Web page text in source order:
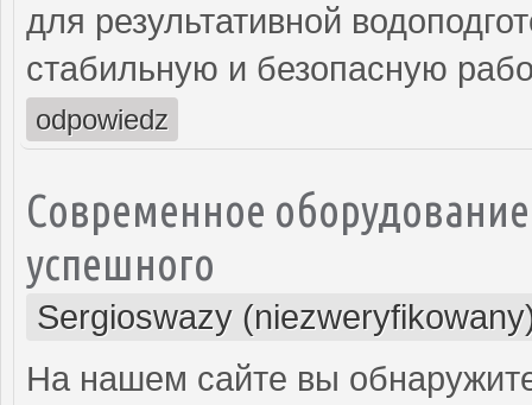
для результативной
стабильную и безопасную
odpowiedz
Современное
успешного
Sergioswazy
На нашем сайте вы